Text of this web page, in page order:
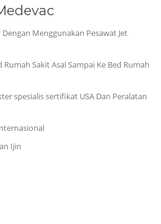
Menggunakan Pesawat Jet
Rumah Sakit Asal Sampai Ke Bed Rumah
spesialis sertifikat USA Dan Peralatan
Ijin